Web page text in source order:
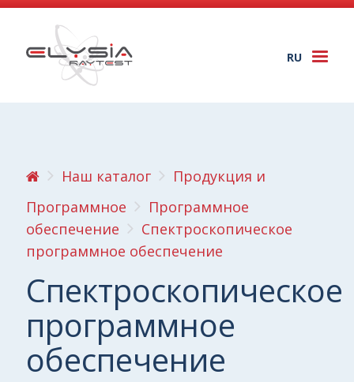
RU
Наш каталог
Продукция и
Программное
Программное
обеспечение
Спектроскопическое
программное обеспечение
Спектроскопическое
программное
обеспечение